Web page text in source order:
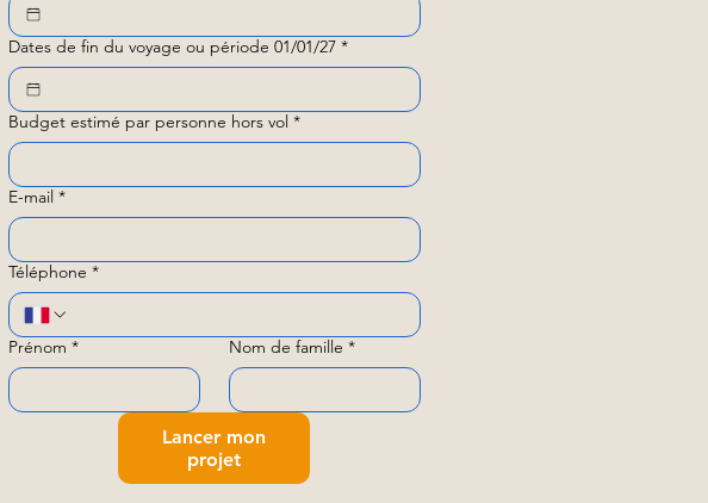
Dates de fin du voyage ou période 01/01/27 *
Budget estimé par personne hors vol *
E-mail *
Téléphone *
Prénom * Nom de famille *
Lancer mon
projet